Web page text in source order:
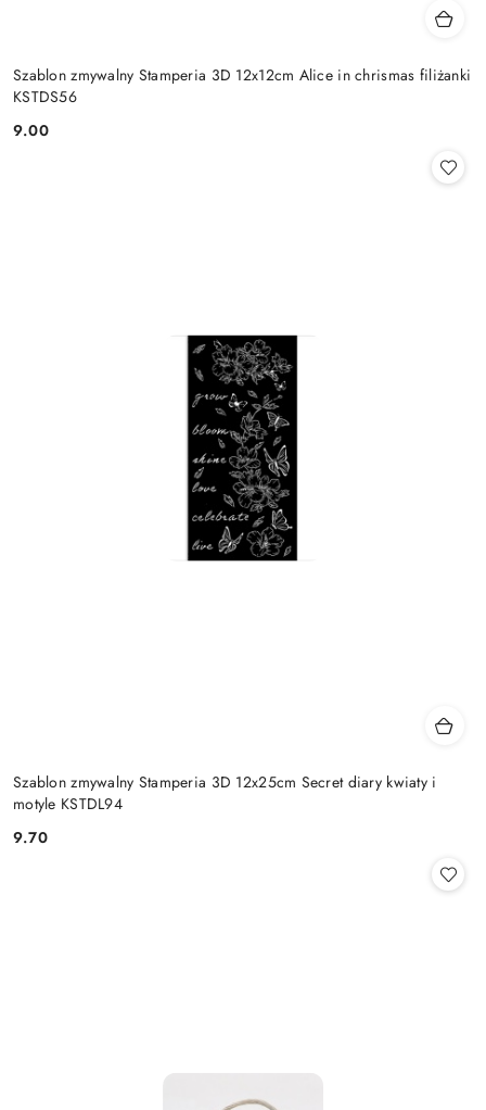
Szablon zmywalny Stamperia 3D 12x12cm Alice in chrismas filiżanki
KSTDS56
Cena:
9.00
Szablon zmywalny Stamperia 3D 12x25cm Secret diary kwiaty i
motyle KSTDL94
Cena:
9.70